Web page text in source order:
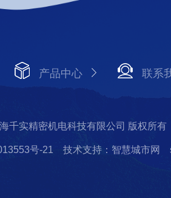
产品中心 联系
千实精密机电科技有限公司 版权所有
号-21 技术支持：智慧城市网